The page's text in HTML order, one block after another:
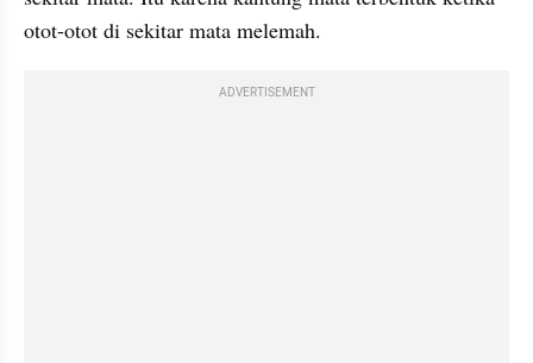
otot-otot di sekitar mata melemah.
ADVERTISEMENT